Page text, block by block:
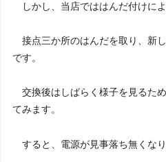
しかし、当店でははんだ付けに
接点三か所のはんだを取り、新
です。
交換後はしばらく様子を見るた
てみます。
すると、電源が見事落ち無くなり